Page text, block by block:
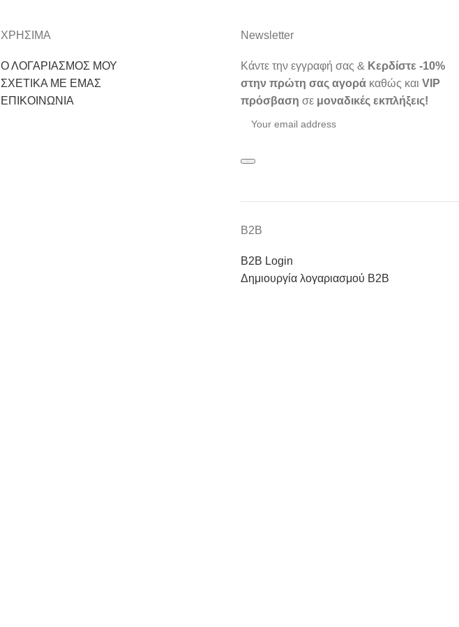
ΧΡΗΣΙΜΑ
Ο ΛΟΓΑΡΙΑΣΜΟΣ ΜΟΥ
ΣΧΕΤΙΚΑ ΜΕ ΕΜΑΣ
ΕΠΙΚΟΙΝΩΝΙΑ
Newsletter
Κάντε την εγγραφή σας & Κερδίστε -10%
στην πρώτη σας αγοράκαθώς και VIP
πρόσβαση σε μοναδικές εκπλήξεις!
Β2Β
Β2Β Login
Δημιουργία λογαριασμού Β2Β